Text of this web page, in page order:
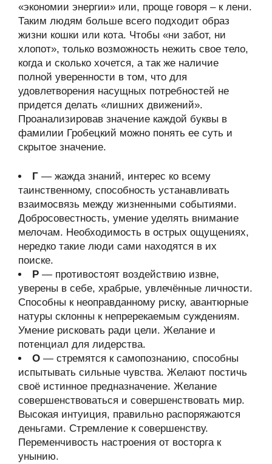
«экономии энергии» или, проще говоря – к лени.
Таким людям больше всего подходит образ
жизни кошки или кота. Чтобы «ни забот, ни
хлопот», только возможность нежить свое тело,
когда и сколько хочется, а так же наличие
полной уверенности в том, что для
удовлетворения насущных потребностей не
придется делать «лишних движений».
Проанализировав значение каждой буквы в
фамилии Гробецкий можно понять ее суть и
скрытое значение.
Г — жажда знаний, интерес ко всему
таинственному, способность устанавливать
взаимосвязь между жизненными событиями.
Добросовестность, умение уделять внимание
мелочам. Необходимость в острых ощущениях,
нередко такие люди сами находятся в их
поиске.
Р — противостоят воздействию извне,
уверены в себе, храбрые, увлечённые личности.
Способны к неоправданному риску, авантюрные
натуры склонны к непререкаемым суждениям.
Умение рисковать ради цели. Желание и
потенциал для лидерства.
О — стремятся к самопознанию, способны
испытывать сильные чувства. Желают постичь
своё истинное предназначение. Желание
совершенствоваться и совершенствовать мир.
Высокая интуиция, правильно распоряжаются
деньгами. Стремление к совершенству.
Переменчивость настроения от восторга к
унынию.